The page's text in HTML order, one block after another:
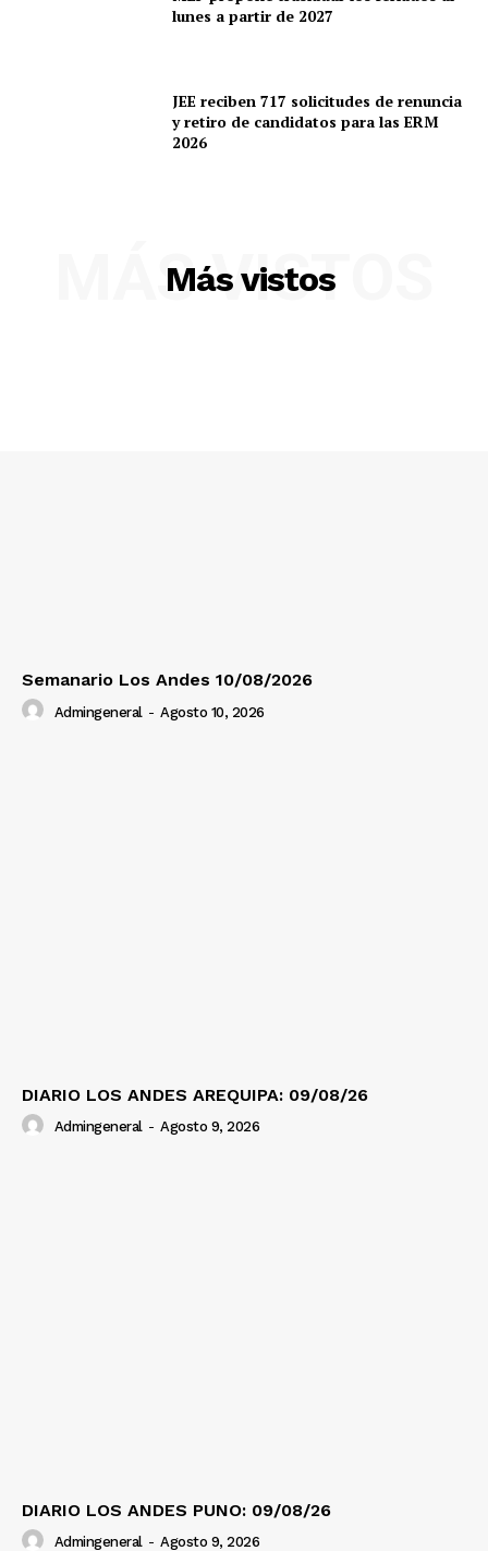
Prensa
lunes a partir de 2027
JEE reciben 717 solicitudes de renuncia
y retiro de candidatos para las ERM
2026
Más vistos
MÁS VISTOS
Semanario Los Andes 10/08/2026
Admingeneral - Agosto 10, 2026
DIARIO LOS ANDES AREQUIPA: 09/08/26
Admingeneral - Agosto 9, 2026
DIARIO LOS ANDES PUNO: 09/08/26
Admingeneral - Agosto 9, 2026